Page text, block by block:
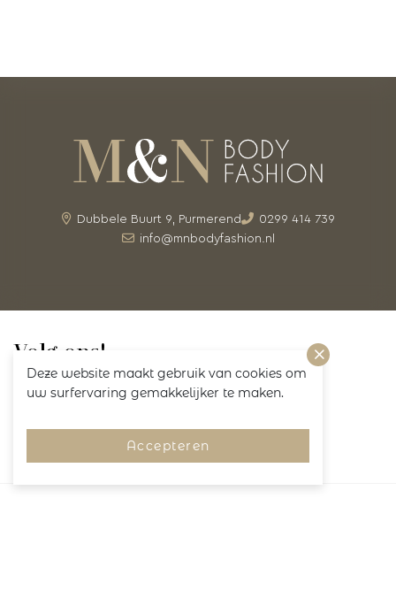
Deze website maakt gebruik van cookies om
uw surfervaring gemakkelijker te maken.
Accepteren
Dubbele Buurt 9, Purmerend
0299 414 739
info@mnbodyfashion.nl
Volg ons!